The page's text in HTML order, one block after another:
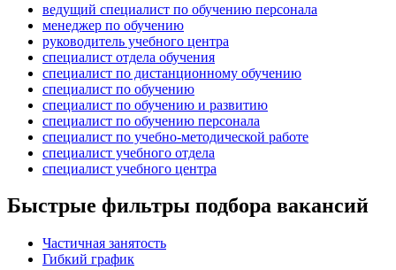
ведущий специалист по обучению персонала
менеджер по обучению
руководитель учебного центра
специалист отдела обучения
специалист по дистанционному обучению
специалист по обучению
специалист по обучению и развитию
специалист по обучению персонала
специалист по учебно-методической работе
специалист учебного отдела
специалист учебного центра
Быстрые фильтры подбора вакансий
Частичная занятость
Гибкий график